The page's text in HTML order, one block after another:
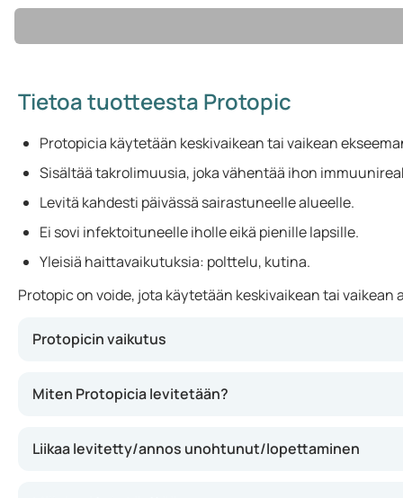
Tietoa tuotteesta Protopic
Protopicia käytetään keskivaikean tai vaikean
Sisältää takrolimuusia, joka vähentää ihon
Levitä kahdesti päivässä sairastuneelle alueelle.
Ei sovi infektoituneelle iholle eikä pienille lapsille.
Yleisiä haittavaikutuksia: polttelu, kutina.
Protopic on voide, jota käytetään keskivaikean tai
Protopicin vaikutus
Miten Protopicia levitetään?
Liikaa levitetty/annos unohtunut/lopettaminen